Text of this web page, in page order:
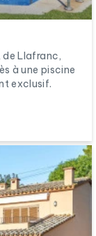
Llafranc,
à une piscine
exclusif.